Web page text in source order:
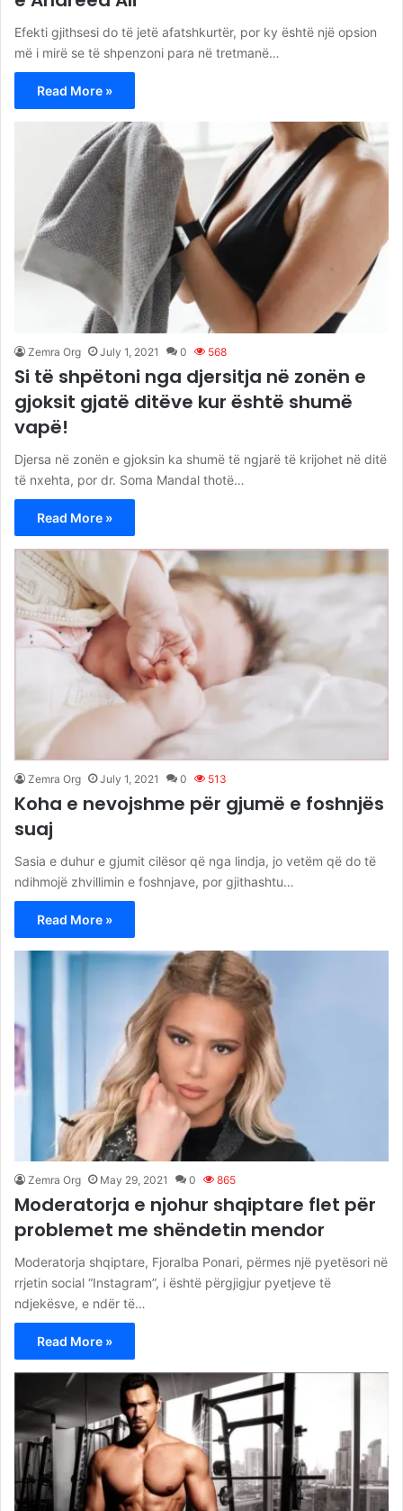
Efekti gjithsesi do të jetë afatshkurtër, por ky është një opsion
më i mirë se të shpenzoni para në tretmanë…
Read More »
Zemra Org July 1, 2021 0 568
Si të shpëtoni nga djersitja në zonën e
gjoksit gjatë ditëve kur është shumë
vapë!
Djersa në zonën e gjoksin ka shumë të ngjarë të krijohet në ditë
të nxehta, por dr. Soma Mandal thotë…
Read More »
Zemra Org July 1, 2021 0 513
Koha e nevojshme për gjumë e foshnjës
suaj
Sasia e duhur e gjumit cilësor që nga lindja, jo vetëm që do të
ndihmojë zhvillimin e foshnjave, por gjithashtu…
Read More »
Zemra Org May 29, 2021 0 865
Moderatorja e njohur shqiptare flet për
problemet me shëndetin mendor
Moderatorja shqiptare, Fjoralba Ponari, përmes një pyetësori në
rrjetin social “Instagram”, i është përgjigjur pyetjeve të
ndjekësve, e ndër të…
Read More »